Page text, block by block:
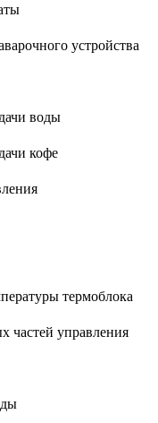
устройства
воды
кофе
термоблока
частей управления